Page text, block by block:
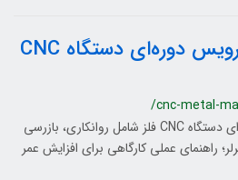
برنامه نگهداری و سرویس دوره‌ای دستگاه CNC
/cnc-metal-
برنامه نگهداری و سرویس دوره‌ای دستگاه CNC فلز شامل روانکاری، بازرسی
راهنمای عملی کارگاهی برای افزایش عمر